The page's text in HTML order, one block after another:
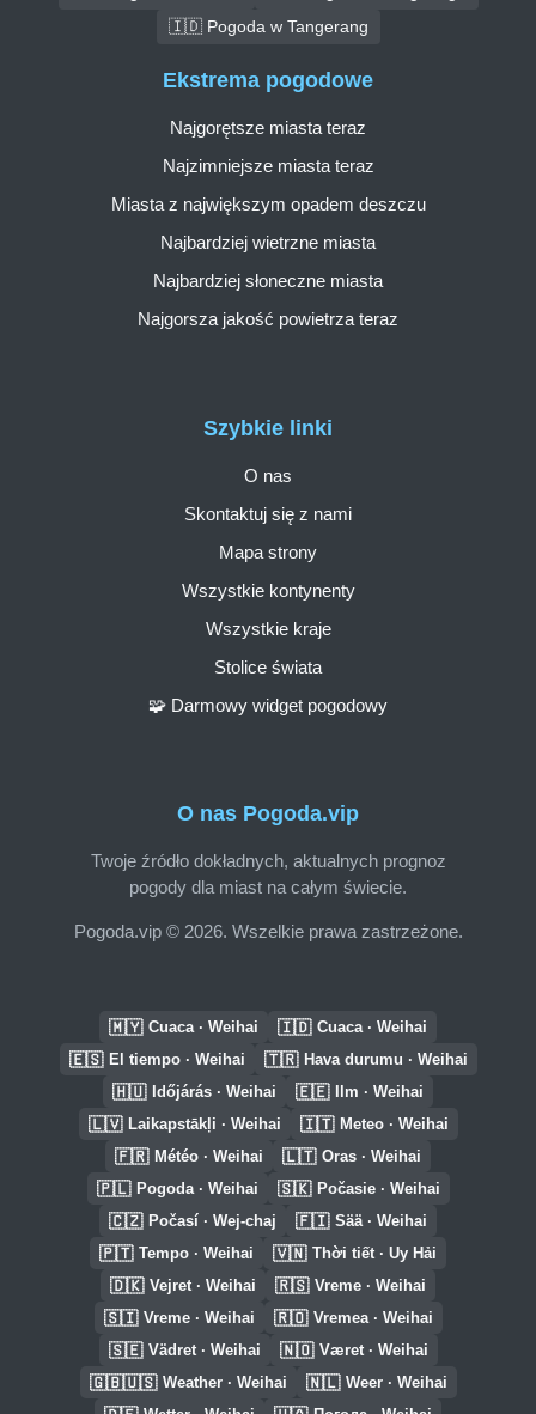
🇮🇩 Pogoda w Tangerang
O nas Pogoda.vip
Twoje źródło dokładnych, aktualnych prognoz
pogody dla miast na całym świecie.
Pogoda.vip © 2026. Wszelkie prawa zastrzeżone.
Szybkie linki
O nas
Skontaktuj się z nami
Mapa strony
Wszystkie kontynenty
Wszystkie kraje
Stolice świata
🧩 Darmowy widget pogodowy
Ekstrema pogodowe
Najgorętsze miasta teraz
Najzimniejsze miasta teraz
Miasta z największym opadem deszczu
Najbardziej wietrzne miasta
Najbardziej słoneczne miasta
Najgorsza jakość powietrza teraz
🇲🇾 Cuaca · Weihai 🇮🇩 Cuaca · Weihai
🇪🇸 El tiempo · Weihai 🇹🇷 Hava durumu · Weihai
🇭🇺 Időjárás · Weihai 🇪🇪 Ilm · Weihai
🇱🇻 Laikapstākļi · Weihai 🇮🇹 Meteo · Weihai
🇫🇷 Météo · Weihai 🇱🇹 Oras · Weihai
🇵🇱 Pogoda · Weihai 🇸🇰 Počasie · Weihai
🇨🇿 Počasí · Wej-chaj 🇫🇮 Sää · Weihai
🇵🇹 Tempo · Weihai 🇻🇳 Thời tiết · Uy Hải
🇩🇰 Vejret · Weihai 🇷🇸 Vreme · Weihai
🇸🇮 Vreme · Weihai 🇷🇴 Vremea · Weihai
🇸🇪 Vädret · Weihai 🇳🇴 Været · Weihai
🇬🇧🇺🇸 Weather · Weihai 🇳🇱 Weer · Weihai